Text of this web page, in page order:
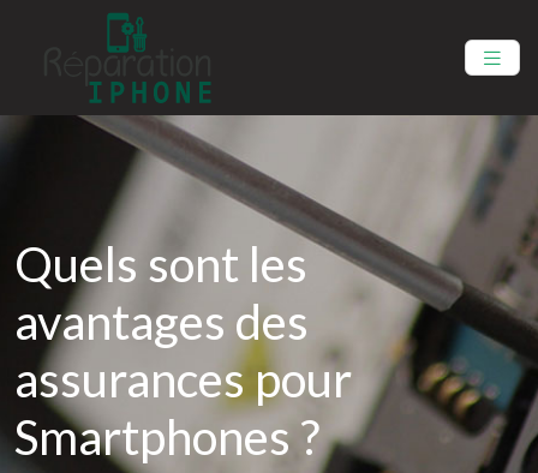
Quels sont les
avantages des
assurances pour
Smartphones ?